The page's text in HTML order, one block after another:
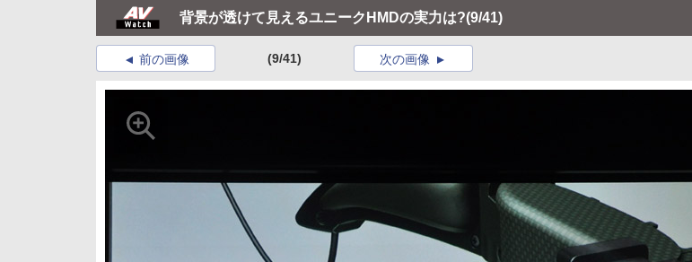
背景が透けて見えるユニークHMDの実力は?(9/41)
前の画像 (9/41) 次の画像